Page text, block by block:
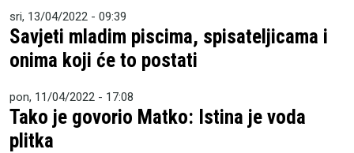
sri, 13/04/2022 - 09:39
Savjeti mladim piscima, spisateljicama i
onima koji će to postati
pon, 11/04/2022 - 17:08
Tako je govorio Matko: Istina je voda
plitka